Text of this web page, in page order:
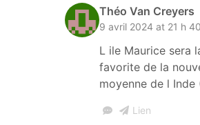
Théo Van Creyers
9 avril 2024 at 21 h
L ile Maurice sera
favorite de la
moyenne de l
Lien